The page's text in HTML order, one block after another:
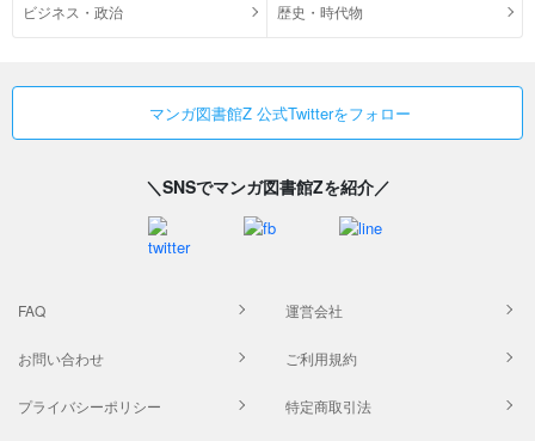
ビジネス・政治 歴史・時代物
マンガ図書館Z 公式Twitterをフォロー
＼SNSでマンガ図書館Zを紹介／
FAQ 運営会社
お問い合わせ ご利用規約
プライバシーポリシー 特定商取引法